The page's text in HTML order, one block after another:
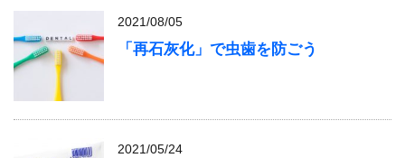
2021/08/05
「再石灰化」で虫歯を防ごう
2021/05/24